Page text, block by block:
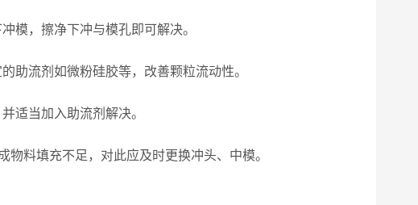
，擦净下冲与模孔即可解决。
流剂如微粉硅胶等，改善颗粒流动性。
当加入助流剂解决。
料填充不足，对此应及时更换冲头、中模。